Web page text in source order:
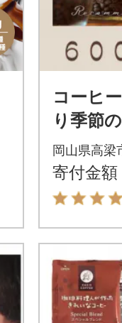
コーヒ
り季節
ット
岡山県高梁
寄付金額